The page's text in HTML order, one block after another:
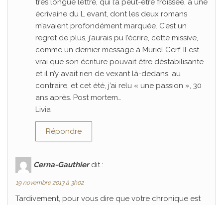
très longue lettre, qui l’a peut-être froissée, à une
écrivaine du L evant, dont les deux romans
m’avaient profondément marquée. C’est un
regret de plus, j’aurais pu l’écrire, cette missive,
comme un dernier message à Muriel Cerf. Il est
vrai que son écriture pouvait être déstabilisante
et il n’y avait rien de vexant là-dedans, au
contraire, et cet été, j’ai relu « une passion », 30
ans après. Post mortem…
Livia
Répondre
Cerna-Gauthier dit :
19 novembre 2013 à 3h02
Tardivement, pour vous dire que votre chronique est